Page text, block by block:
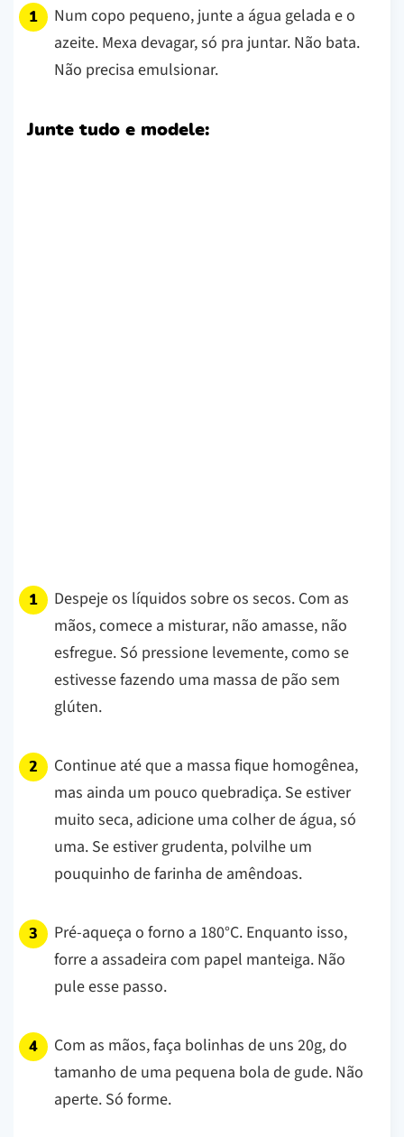
Num copo pequeno, junte a água gelada e o
azeite. Mexa devagar, só pra juntar. Não bata.
Não precisa emulsionar.
Junte tudo e modele:
Despeje os líquidos sobre os secos. Com as
mãos, comece a misturar, não amasse, não
esfregue. Só pressione levemente, como se
estivesse fazendo uma massa de pão sem
glúten.
Continue até que a massa fique homogênea,
mas ainda um pouco quebradiça. Se estiver
muito seca, adicione uma colher de água, só
uma. Se estiver grudenta, polvilhe um
pouquinho de farinha de amêndoas.
Pré-aqueça o forno a 180°C. Enquanto isso,
forre a assadeira com papel manteiga. Não
pule esse passo.
Com as mãos, faça bolinhas de uns 20g, do
tamanho de uma pequena bola de gude. Não
aperte. Só forme.